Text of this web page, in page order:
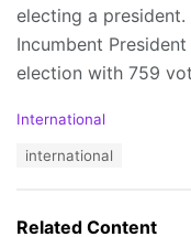
electing a president.
Incumbent
election with 759
C
o
International
:
international
Related Content